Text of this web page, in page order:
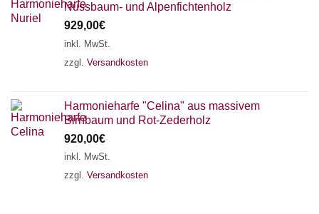
Nussbaum- und Alpenfichtenholz
929,00€
inkl. MwSt.
zzgl. Versandkosten
Harmonieharfe "Celina" aus massivem
Birnbaum und Rot-Zederholz
920,00€
inkl. MwSt.
zzgl. Versandkosten